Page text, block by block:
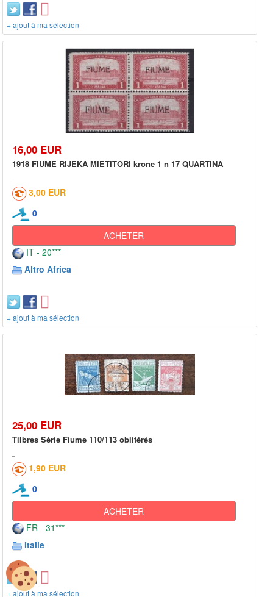
+ ajout à ma sélection
16,00 EUR
1918 FIUME RIJEKA MIETITORI krone 1 n 17 QUARTINA
3,00 EUR
0
ACHETER
IT - 20***
Altro Africa
+ ajout à ma sélection
25,00 EUR
Tilbres Série Fiume 110/113 oblitérés
1,90 EUR
0
ACHETER
FR - 31***
Italie
+ ajout à ma sélection